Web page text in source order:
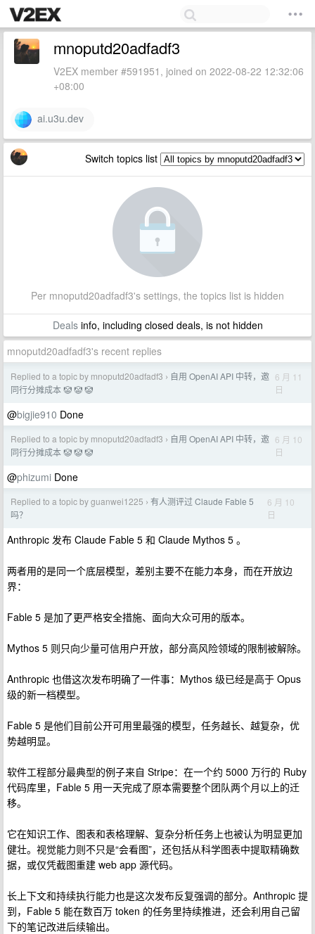
mnoputd20adfadf3
V2EX member #591951, joined on 2022-08-22 12:32:06
+08:00
ai.u3u.dev
Switch topics list
Per mnoputd20adfadf3's settings, the topics list is hidden
Dealsinfo, including closed deals, is not hidden
mnoputd20adfadf3's recent replies
Replied to a topic by mnoputd20adfadf3 › 自用 OpenAI API 中转，邀
同行分摊成本 🤡 🤡 🤡
6 月 11
日
@bigjie910 Done
Replied to a topic by mnoputd20adfadf3 › 自用 OpenAI API 中转，邀
同行分摊成本 🤡 🤡 🤡
6 月 10
日
@phizumi Done
Replied to a topic by guanwei1225 › 有人测评过 Claude Fable 5
吗？
6 月 10
日
Anthropic 发布 Claude Fable 5 和 Claude Mythos 5 。
两者用的是同一个底层模型，差别主要不在能力本身，而在开放边
界：
Fable 5 是加了更严格安全措施、面向大众可用的版本。
Mythos 5 则只向少量可信用户开放，部分高风险领域的限制被解除。
Anthropic 也借这次发布明确了一件事：Mythos 级已经是高于 Opus
级的新一档模型。
Fable 5 是他们目前公开可用里最强的模型，任务越长、越复杂，优
势越明显。
软件工程部分最典型的例子来自 Stripe：在一个约 5000 万行的 Ruby
代码库里，Fable 5 用一天完成了原本需要整个团队两个月以上的迁
移。
它在知识工作、图表和表格理解、复杂分析任务上也被认为明显更加
健壮。视觉能力则不只是“会看图”，还包括从科学图表中提取精确数
据，或仅凭截图重建 web app 源代码。
长上下文和持续执行能力也是这次发布反复强调的部分。Anthropic 提
到，Fable 5 能在数百万 token 的任务里持续推进，还会利用自己留
下的笔记改进后续输出。